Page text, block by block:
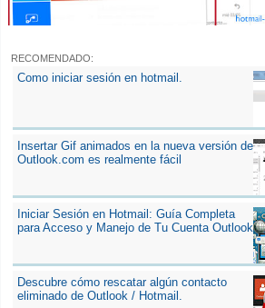
RECOMENDADO:
Como iniciar sesión en hotmail.
Insertar Gif animados en la nueva versión de
Outlook.com es realmente fácil
Iniciar Sesión en Hotmail: Guía Completa
para Acceso y Manejo de Tu Cuenta Outlook
Descubre cómo rescatar algún contacto
eliminado de Outlook / Hotmail.